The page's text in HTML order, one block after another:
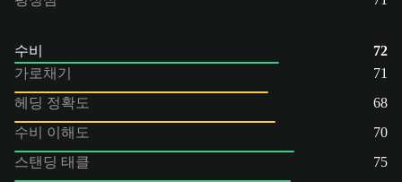
수비
72
가로채기
71
헤딩 정확도
68
수비 이해도
70
스탠딩 태클
75